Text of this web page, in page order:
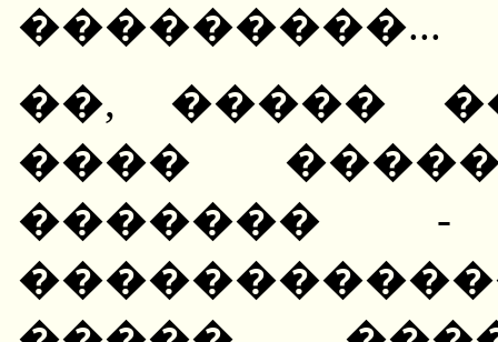
���������...
��, �����
����
�������